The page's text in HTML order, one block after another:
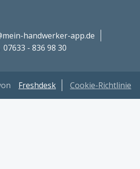
handwerker-app.de
07633 - 836 98 30
Freshdesk Cookie-Richtlinie